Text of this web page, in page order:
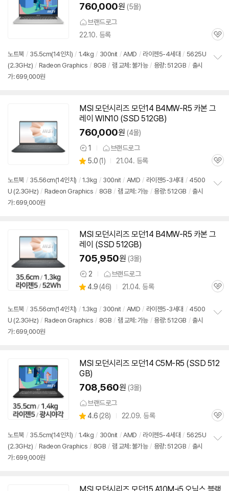
760,000원 (5몰)
브랜드로그
22.10. 등록
관
노트북 / 35.5cm(14인치) / 1.4kg / 300nit / AMD / 라이젠5-4세대 / 5625U
(2.3GHz) / Radeon Graphics / 8GB / 램 교체: 불가능 / 용량: 512GB / 출시
가: 699,000원
MSI 모던시리즈 모던14 B4MW-R5 카본 그
레이 WIN10 (SSD 512GB)
760,000원 (4몰)
상
품
견
1 브랜드로그
별
점
5.0 (상
리
뷰
1) 21.04. 등록
관
노트북 / 35.56cm(14인치) / 1.3kg / 300nit / AMD / 라이젠5-3세대 / 4500
U (2.3GHz) / Radeon Graphics / 8GB / 램 교체: 가능 / 용량: 512GB / 출시
가: 699,000원
MSI 모던시리즈 모던14 B4MW-R5 카본 그
레이 (SSD 512GB)
705,950원 (3몰)
상
품
견
2 브랜드로그
별
4.9 (상
리
뷰
46) 21.04. 등록
관
노트북 / 35.56cm(14인치) / 1.3kg / 300nit / AMD / 라이젠5-3세대 / 4500
U (2.3GHz) / Radeon Graphics / 8GB / 램 교체: 가능 / 용량: 512GB / 출시
가: 699,000원
기
MSI 모던시리즈 모던14 C5M-R5 (SSD 512
GB)
708,560원 (3몰)
브랜드로그
별
점
4.6 (상
리
뷰
28) 22.09. 등록
관
노트북 / 35.5cm(14인치) / 1.4kg / 300nit / AMD / 라이젠5-4세대 / 5625U
(2.3GHz) / Radeon Graphics / 8GB / 램 교체: 불가능 / 용량: 512GB / 출시
가: 699,000원
기